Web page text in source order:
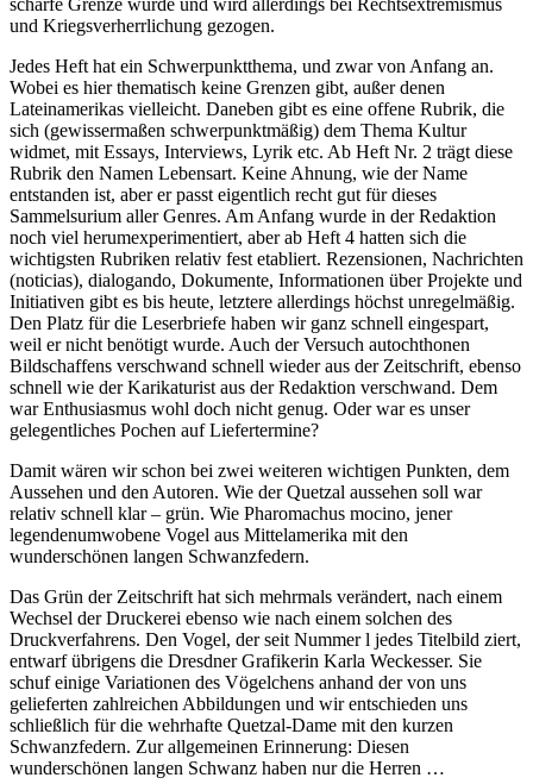
scharfe Grenze wurde und wird allerdings bei Rechtsextremismus
und Kriegsverherrlichung gezogen.
Jedes Heft hat ein Schwerpunktthema, und zwar von Anfang an.
Wobei es hier thematisch keine Grenzen gibt, außer denen
Lateinamerikas vielleicht. Daneben gibt es eine offene Rubrik, die
sich (gewissermaßen schwerpunktmäßig) dem Thema Kultur
widmet, mit Essays, Interviews, Lyrik etc. Ab Heft Nr. 2 trägt diese
Rubrik den Namen Lebensart. Keine Ahnung, wie der Name
entstanden ist, aber er passt eigentlich recht gut für dieses
Sammelsurium aller Genres. Am Anfang wurde in der Redaktion
noch viel herumexperimentiert, aber ab Heft 4 hatten sich die
wichtigsten Rubriken relativ fest etabliert. Rezensionen, Nachrichten
(noticias), dialogando, Dokumente, Informationen über Projekte und
Initiativen gibt es bis heute, letztere allerdings höchst unregelmäßig.
Den Platz für die Leserbriefe haben wir ganz schnell eingespart,
weil er nicht benötigt wurde. Auch der Versuch autochthonen
Bildschaffens verschwand schnell wieder aus der Zeitschrift, ebenso
schnell wie der Karikaturist aus der Redaktion verschwand. Dem
war Enthusiasmus wohl doch nicht genug. Oder war es unser
gelegentliches Pochen auf Liefertermine?
Damit wären wir schon bei zwei weiteren wichtigen Punkten, dem
Aussehen und den Autoren. Wie der Quetzal aussehen soll war
relativ schnell klar – grün. Wie Pharomachus mocino, jener
legendenumwobene Vogel aus Mittelamerika mit den
wunderschönen langen Schwanzfedern.
Das Grün der Zeitschrift hat sich mehrmals verändert, nach einem
Wechsel der Druckerei ebenso wie nach einem solchen des
Druckverfahrens. Den Vogel, der seit Nummer l jedes Titelbild ziert,
entwarf übrigens die Dresdner Grafikerin Karla Weckesser. Sie
schuf einige Variationen des Vögelchens anhand der von uns
gelieferten zahlreichen Abbildungen und wir entschieden uns
schließlich für die wehrhafte Quetzal-Dame mit den kurzen
Schwanzfedern. Zur allgemeinen Erinnerung: Diesen
wunderschönen langen Schwanz haben nur die Herren …